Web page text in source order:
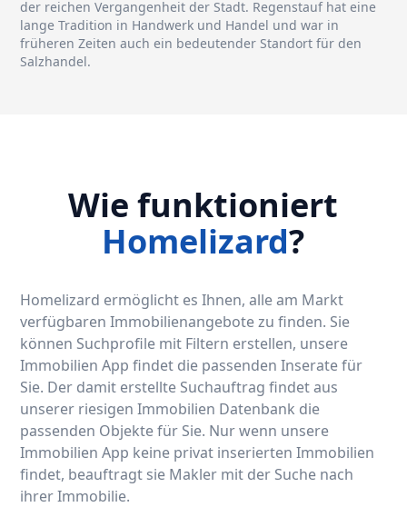
der reichen Vergangenheit der Stadt. Regenstauf hat eine
lange Tradition in Handwerk und Handel und war in
früheren Zeiten auch ein bedeutender Standort für den
Salzhandel.
Wie funktioniert
Homelizard?
Homelizard ermöglicht es Ihnen, alle am Markt
verfügbaren Immobilienangebote zu finden. Sie
können Suchprofile mit Filtern erstellen, unsere
Immobilien App findet die passenden Inserate für
Sie. Der damit erstellte Suchauftrag findet aus
unserer riesigen Immobilien Datenbank die
passenden Objekte für Sie. Nur wenn unsere
Immobilien App keine privat inserierten Immobilien
findet, beauftragt sie Makler mit der Suche nach
ihrer Immobilie.